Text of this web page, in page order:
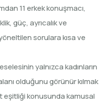
11 erkek konuşmacı,
güç, ayrıcalık ve
sorulara kısa ve
yalnızca kadınların
olduğunu görünür kılmak
konusunda kamusal